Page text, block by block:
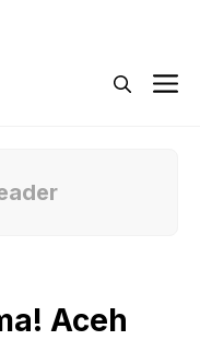
Aceh